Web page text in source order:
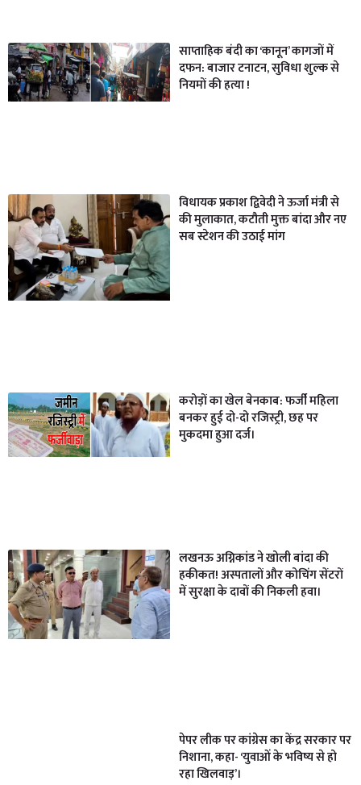
साप्ताहिक बंदी का ‘कानून’ कागजों में
दफन: बाजार टनाटन, सुविधा शुल्क से
नियमों की हत्या !
विधायक प्रकाश द्विवेदी ने ऊर्जा मंत्री से
की मुलाकात, कटौती मुक्त बांदा और नए
सब स्टेशन की उठाई मांग
करोड़ों का खेल बेनकाब: फर्जी महिला
बनकर हुई दो-दो रजिस्ट्री, छह पर
मुकदमा हुआ दर्ज।
लखनऊ अग्निकांड ने खोली बांदा की
हकीकत! अस्पतालों और कोचिंग सेंटरों
में सुरक्षा के दावों की निकली हवा।
पेपर लीक पर कांग्रेस का केंद्र सरकार पर
निशाना, कहा- ‘युवाओं के भविष्य से हो
रहा खिलवाड़’।